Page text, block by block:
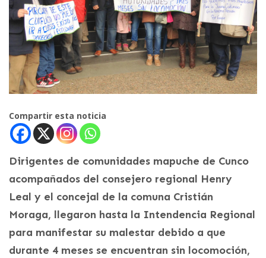
Compartir esta noticia
Dirigentes de comunidades mapuche de Cunco
acompañados del consejero regional Henry
Leal y el concejal de la comuna Cristián
Moraga, llegaron hasta la Intendencia Regional
para manifestar su malestar debido a que
durante 4 meses se encuentran sin locomoción,